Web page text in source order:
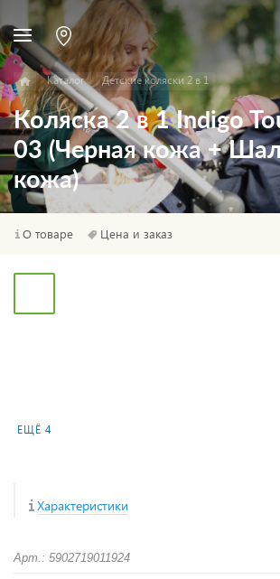
Каталог Детские коляски 2 в 1
Коляска 2 в 1 Indigo
03 (Черная кожа +
кожа)
О товаре Цена и заказ
ЕЩЁ 4
Характеристики
Арт.: 5902719011924